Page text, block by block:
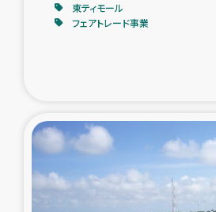
アグロフォレストリー（カ
東ティモール
フェアトレード事業